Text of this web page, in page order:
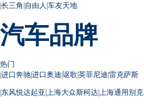
|长三角 |自由人 |车友天地
汽车品牌
热门
|进口奔驰|进口奥迪|讴歌|英菲尼迪|雷克萨斯
|东风悦达起亚| 上海大众斯柯达| 上海通用别克